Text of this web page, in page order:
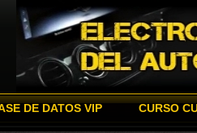
DE DATOS VIP CURSO